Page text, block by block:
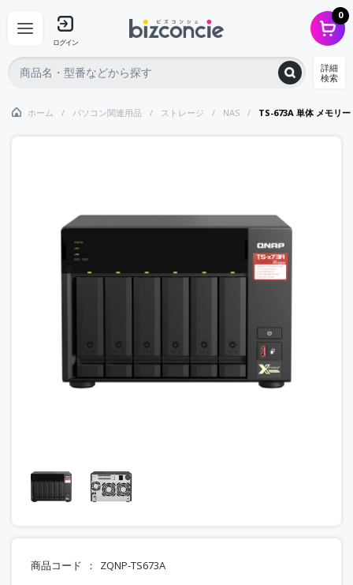
ログイン
0
詳細
検索
ホーム パソコン関連用品 ストレージ NAS TS-673A 単体 メモリー
商品コード ZQNP-TS673A